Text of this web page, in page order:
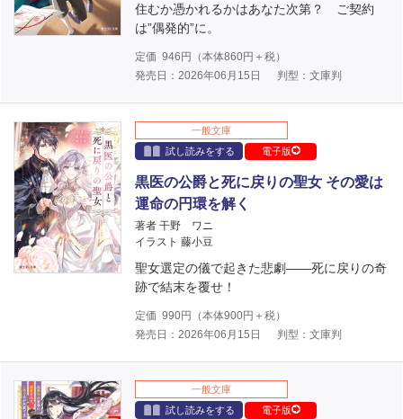
住むか憑かれるかはあなた次第？ ご契約
は”偶発的”に。
定価 946 円（本体860円＋税）
発売日：2026年06月15日
判型：文庫判
一般文庫
試し読みをする
電子版
黒医の公爵と死に戻りの聖女 その愛は
運命の円環を解く
著者 干野 ワニ
イラスト 藤小豆
聖女選定の儀で起きた悲劇――死に戻りの奇
跡で結末を覆せ！
定価 990円（本体900円＋税）
発売日：2026年06月15日
判型：文庫判
一般文庫
試し読みをする
電子版